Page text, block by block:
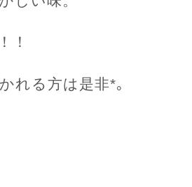
！
れる方は是非*｡